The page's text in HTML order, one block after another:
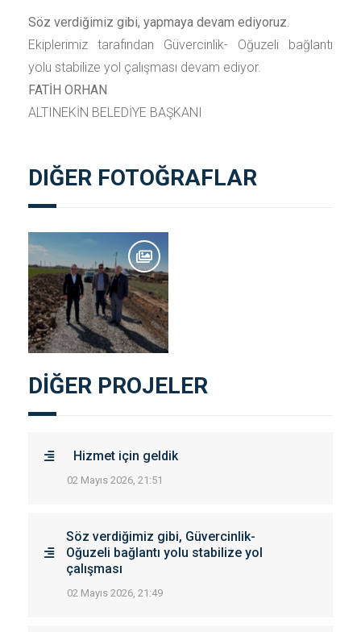
Söz verdiğimiz gibi, yapmaya devam ediyoruz.
Ekiplerimiz tarafından Güvercinlik- Oğuzeli bağlantı
yolu stabilize yol çalışması devam ediyor.
FATİH ORHAN
ALTINEKİN BELEDİYE BAŞKANI
DIĞER FOTOĞRAFLAR
DİĞER PROJELER
Hizmet için geldik
02 Mayıs 2026, 21:51
Söz verdiğimiz gibi, Güvercinlik-
Oğuzeli bağlantı yolu stabilize yol
çalışması
02 Mayıs 2026, 21:49